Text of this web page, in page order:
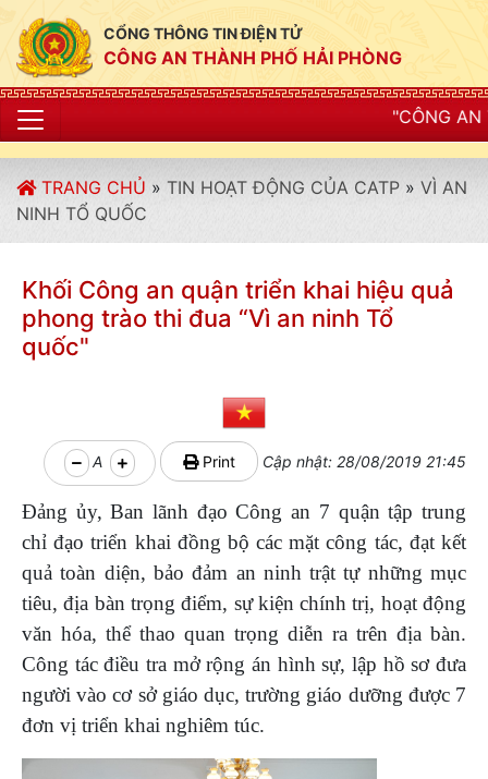
CỔNG THÔNG TIN ĐIỆN TỬ
CÔNG AN THÀNH PHỐ HẢI PHÒNG
"CÔNG AN THÀNH PHỐ
TRANG CHỦ » TIN HOẠT ĐỘNG CỦA CATP » VÌ AN
NINH TỔ QUỐC
Khối Công an quận triển khai hiệu quả
phong trào thi đua “Vì an ninh Tổ
quốc"
A Print Cập nhật: 28/08/2019 21:45
Đảng ủy, Ban lãnh đạo Công an 7 quận tập trung
chỉ đạo triển khai đồng bộ các mặt công tác, đạt kết
quả toàn diện, bảo đảm an ninh trật tự những mục
tiêu, địa bàn trọng điểm, sự kiện chính trị, hoạt động
văn hóa, thể thao quan trọng diễn ra trên địa bàn.
Công tác điều tra mở rộng án hình sự, lập hồ sơ đưa
người vào cơ sở giáo dục, trường giáo dưỡng được 7
đơn vị triển khai nghiêm túc.